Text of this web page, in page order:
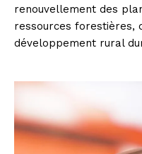
renouvellement des
ressources forestières,
développement rural